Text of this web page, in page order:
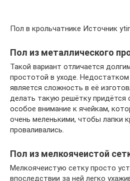
Пол в крольчатнике Источник
Пол из металлического
Такой вариант отличается
простотой в уходе.
является сложность в её
делать такую решётку придётся
особое внимание к ячейкам,
очень меленькими, чтобы лапки
проваливались.
Пол из мелкоячеистой
Мелкоячеистую сетку просто
впоследствии за ней легко